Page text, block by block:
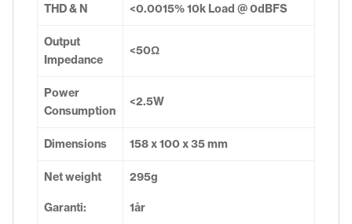
THD & N <0.0015% 10k Load @ 0dBFS
Output
Impedance
<50Ω
Power
Consumption
<2.5W
Dimensions 158 x 100 x 35 mm
Net weight
Garanti:
295g
1år